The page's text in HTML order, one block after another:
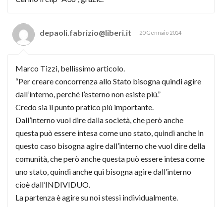
depaoli.fabrizio@liberi.it 20 Gennaio 2014
Marco Tizzi, bellissimo articolo.
“Per creare concorrenza allo Stato bisogna quindi agire
dall’interno, perché l’esterno non esiste più.”
Credo sia il punto pratico più importante.
Dall’interno vuol dire dalla società, che però anche
questa può essere intesa come uno stato, quindi anche in
questo caso bisogna agire dall’interno che vuol dire della
comunità, che però anche questa può essere intesa come
uno stato, quindi anche qui bisogna agire dall’interno
cioè dall’INDIVIDUO.
La partenza è agire su noi stessi individualmente.